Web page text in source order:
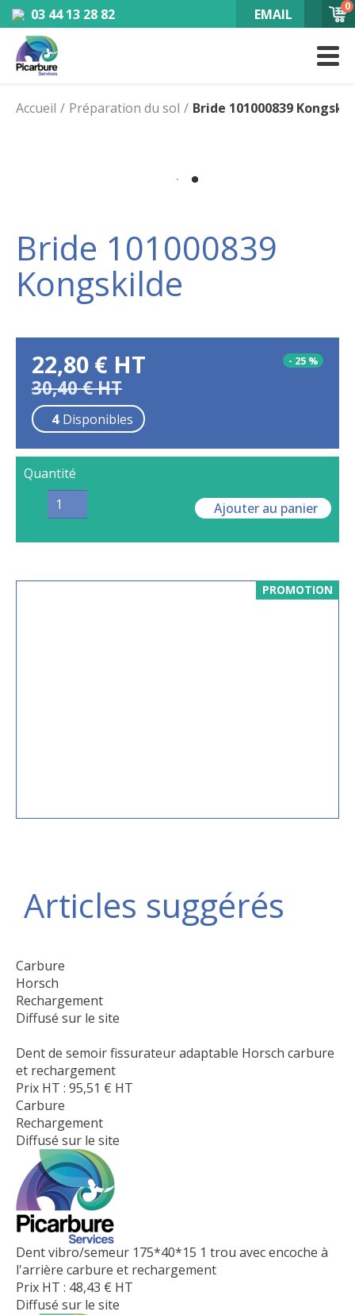
03 44 13 28 82 EMAIL 0
Accueil Préparation du sol Bride 101000839
PROMOTION
Bride 101000839
Kongskilde
30,40€HT
22,80 € HT - 25 %
4 Disponibles
Quantité
Ajouter au panier
Articles suggérés
Carbure
Horsch
Rechargement
Diffusé sur le site
Dent de semoir fissurateur adaptable Horsch carbure
et rechargement
Prix HT : 95,51 € HT
Carbure
Rechargement
Diffusé sur le site
Dent vibro/semeur 175*40*15 1 trou avec encoche à
l'arrière carbure et rechargement
Prix HT : 48,43 € HT
Diffusé sur le site